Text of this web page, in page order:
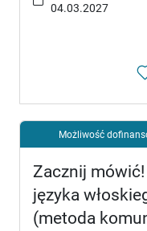
04.03.2027
Możliwość
Zacznij
języka
(metoda